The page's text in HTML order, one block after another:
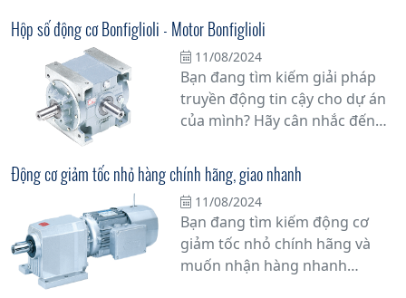
hành của nhiều thiết bị và máy
móc trong thực tế.
Hộp số động cơ Bonfiglioli - Motor Bonfiglioli
11/08/2024
Bạn đang tìm kiếm giải pháp
truyền động tin cậy cho dự án
của mình? Hãy cân nhắc đến
Motor Bonfiglioli, một lựa chọn
hàng đầu cho các ứng dụng
công nghiệp. Với hơn nửa thế
kỷ kinh nghiệm trong ngành,
Bonfiglioli đã khẳng định vị thế
của mình là một trong những
Động cơ giảm tốc nhỏ hàng chính hãng, giao nhanh
11/08/2024
Bạn đang tìm kiếm động cơ
giảm tốc nhỏ chính hãng và
muốn nhận hàng nhanh